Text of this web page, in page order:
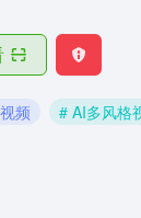
频 # AI多风格